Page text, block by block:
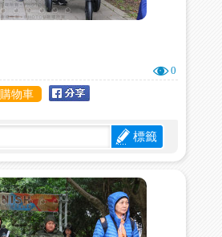
0
物車
標籤